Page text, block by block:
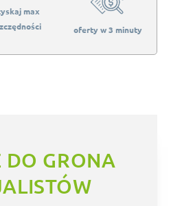
max
oferty w 3 minuty
DO GRONA